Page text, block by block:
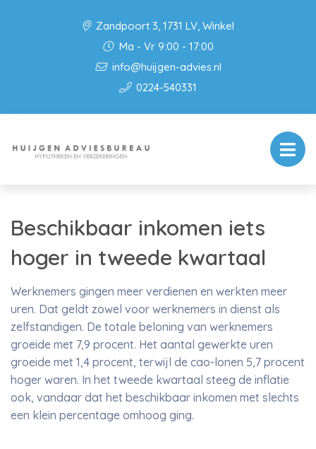
Zandpoort 3, 1731 LV, Winkel
Ma - Vr 9:00 - 17:00
info@huijgen-advies.nl
0224-540331
Beschikbaar inkomen iets
hoger in tweede kwartaal
Werknemers gingen meer verdienen en werkten meer
uren. Dat geldt zowel voor werknemers in dienst als
zelfstandigen. De totale beloning van werknemers
groeide met 7,9 procent. Het aantal gewerkte uren
groeide met 1,4 procent, terwijl de cao-lonen 5,7 procent
hoger waren. In het tweede kwartaal steeg de inflatie
ook, vandaar dat het beschikbaar inkomen met slechts
een klein percentage omhoog ging.